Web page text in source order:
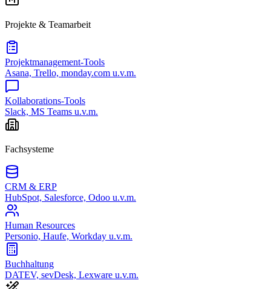
Projekte & Teamarbeit
Projektmanagement-Tools
Asana, Trello, monday.com u.v.m.
Kollaborations-Tools
Slack, MS Teams u.v.m.
Fachsysteme
CRM & ERP
HubSpot, Salesforce, Odoo u.v.m.
Human Resources
Personio, Haufe, Workday u.v.m.
Buchhaltung
DATEV, sevDesk, Lexware u.v.m.